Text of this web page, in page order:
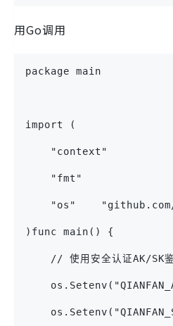
用Go调用
package main
import (
    "context"
    "fmt"
"os"
)func main() {
// 使用安全认证AK/SK